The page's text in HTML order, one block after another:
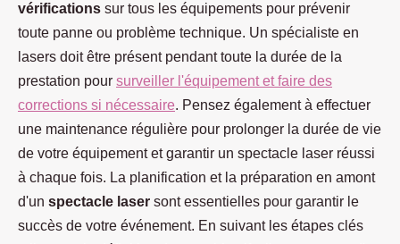
vérifications sur tous les équipements pour prévenir
toute panne ou problème technique. Un spécialiste en
lasers doit être présent pendant toute la durée de la
prestation pour surveiller l'équipement et faire des
corrections si nécessaire. Pensez également à effectuer
une maintenance régulière pour prolonger la durée de vie
de votre équipement et garantir un spectacle laser réussi
à chaque fois. La planification et la préparation en amont
d'un spectacle laser sont essentielles pour garantir le
succès de votre événement. En suivant les étapes clés